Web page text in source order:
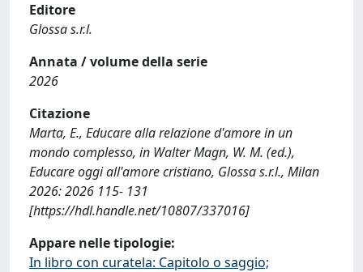
Editore
Glossa s.r.l.
Annata / volume della serie
2026
Citazione
Marta, E., Educare alla relazione d'amore in un
mondo complesso, in Walter Magn, W. M. (ed.),
Educare oggi all'amore cristiano, Glossa s.r.l., Milan
2026: 2026 115- 131
[https://hdl.handle.net/10807/337016]
Appare nelle tipologie:
In libro con curatela: Capitolo o saggio;